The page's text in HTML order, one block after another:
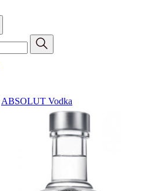
ABSOLUT Vodka